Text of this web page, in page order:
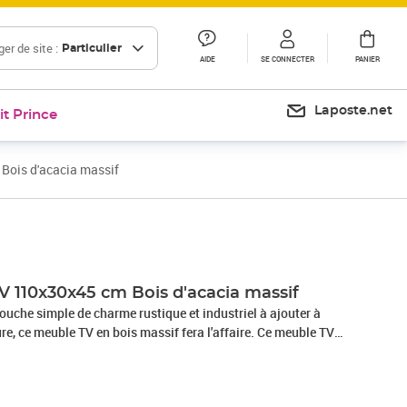
de site : Particulier
AIDE SE CONNECTER PANIER
Prince Laposte.net
d'acacia massif
110x30x45 cm Bois d'acacia massif
simple de charme rustique et industriel à ajouter à
ce meuble TV en bois massif fera l'affaire. Ce meuble TV
pratique et accrocheur à votre maison. Équipé de 3
divers autres petits articles à portée de main. Fabriquée